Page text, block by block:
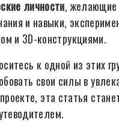
личности, желающие
и навыки,
и 3D-конструкциями.
к одной из этих
свои силы в
эта статья